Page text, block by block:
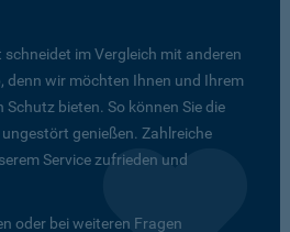
im Vergleich mit anderen
denn wir möchten Ihnen und Ihrem
bieten. So können Sie die
genießen. Zahlreiche
Service zufrieden und
oder bei weiteren Fragen